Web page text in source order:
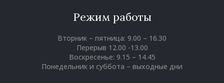
Режим работы
Вторник – пятница: 9.00 – 16.30
Перерыв 12.00 -13.00
Воскресенье: 9.15 – 14.45
Понедельник и суббота – выходные дни